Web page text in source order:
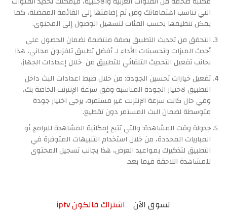
التي تناسب اهتماماتك ومن ثم إضافتها إلى القائمة المفضلة، كما
يمكن تنظيمها بحسب الفئات لتسهيل الوصول إلى المحتوى.
التحقق من تحديث التطبيق بصفة منتظمة لضمان الحصول على
أحدث الميزات وتحسينات الأداء لـ أفضل تطبيق تلفزيون مجاني، هذا
بجانب تفعيل التحديث التلقائي للتطبيق من خلال إعدادات الجهاز.
تفعيل خيارات تحسين الجودة: من خلال ضبط اعدادات البث داخل
التطبيق لاختيار الجودة المناسبة وفق سرعة الإنترنت الخاصة بك،
وفي حال كانت سرعة الإنترنت غير مستقرة، يرجى اختيار جودة
متوسطة لضمان البث المستمر دون تقطيع.
جدولة وقت المشاهدة: والتي تتيح إمكانية المشاهدة للبرامج أو
المباريات المحددة، من خلال استخدام التنبيهات المتوفرة في
التطبيق لتذكيرك بمواعيد العرض، هذا بجانب تسجيل المحتوى
للمشاهدة اللاحقة فيما بعد.
تسوق الآن اشتراك فالكون iptv